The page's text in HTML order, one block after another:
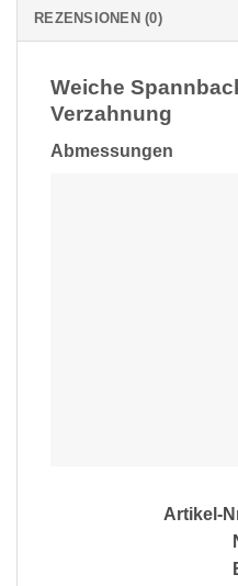
REZENSIONEN (0)
Weiche
Verzahnung
Abmessungen
Artikel-